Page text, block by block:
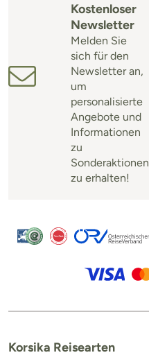
Kostenloser
Newsletter
Melden Sie
sich für den
Newsletter an,
um
personalisierte
Angebote und
Informationen
zu
Sonderaktionen
zu erhalten!
Korsika Reisearten